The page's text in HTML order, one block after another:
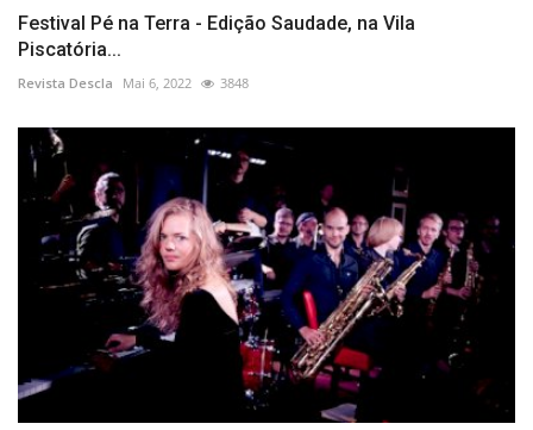
Festival Pé na Terra - Edição Saudade, na Vila
Piscatória...
Revista Descla Mai 6, 2022 3848